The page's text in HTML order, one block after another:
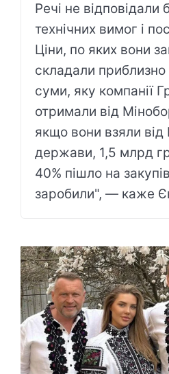
Речі не відповідали
технічних вимог і
Ціни, по яких вони
складали приблизно
суми, яку компанії
отримали від
якщо вони взяли від
держави, 1,5 млрд
40% пішло на
заробили", — каже